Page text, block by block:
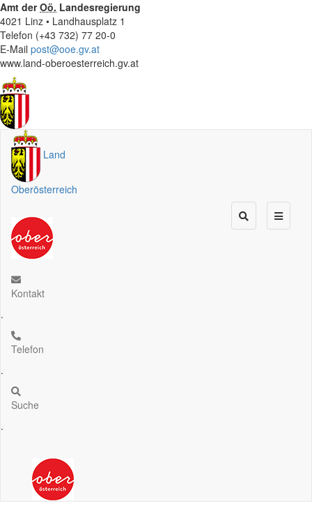
Amt derOö. Landesregierung
4021 Linz • Landhausplatz 1
Telefon (+43 732) 77 20-0
E-Mail post@ooe.gv.at
www.land-oberoesterreich.gv.at
Land
Oberösterreich
Kontakt
.
Telefon
.
Suche
.